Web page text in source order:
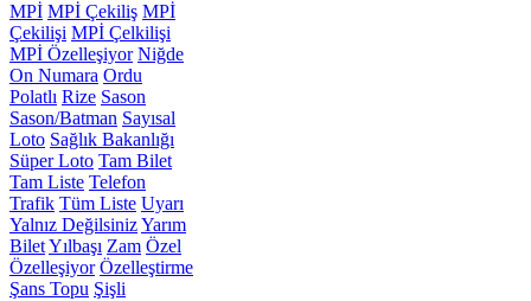
MPİ MPİ Çekiliş MPİ
Çekilişi MPİ Çelkilişi
MPİ Özelleşiyor Niğde
On Numara Ordu
Polatlı Rize Sason
Sason/Batman Sayısal
Loto Sağlık Bakanlığı
Süper Loto Tam Bilet
Tam Liste Telefon
Trafik Tüm Liste Uyarı
Yalnız DeğilsinizYarım
BiletYılbaşı Zam Özel
Özelleşiyor Özelleştirme
Şans Topu Şişli